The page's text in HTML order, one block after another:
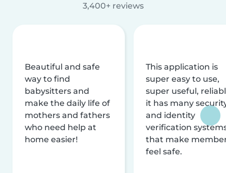
3,400+ reviews
Beautiful and safe
way to find
babysitters and
make the daily life of
mothers and fathers
who need help at
home easier!
This application is
super easy to use,
super useful,
it has many
and identity
verification
that make
feel safe.